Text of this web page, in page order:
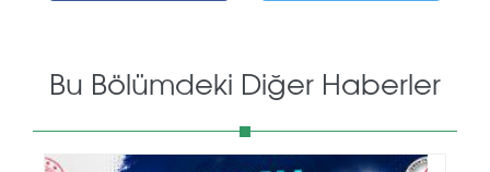
Bu Bölümdeki Diğer Haberler